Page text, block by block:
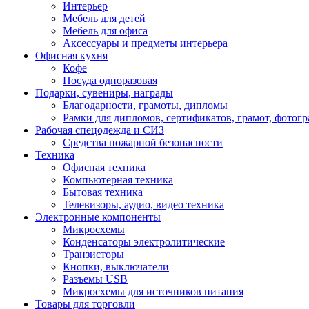
Интерьер
Мебель для детей
Мебель для офиса
Аксессуары и предметы интерьера
Офисная кухня
Кофе
Посуда одноразовая
Подарки, сувениры, награды
Благодарности, грамоты, дипломы
Рамки для дипломов, сертификатов, грамот,
Рабочая спецодежда и СИЗ
Средства пожарной безопасности
Техника
Офисная техника
Компьютерная техника
Бытовая техника
Телевизоры, аудио, видео техника
Электронные компоненты
Микросхемы
Конденсаторы электролитические
Транзисторы
Кнопки, выключатели
Разъемы USB
Микросхемы для источников питания
Товары для торговли